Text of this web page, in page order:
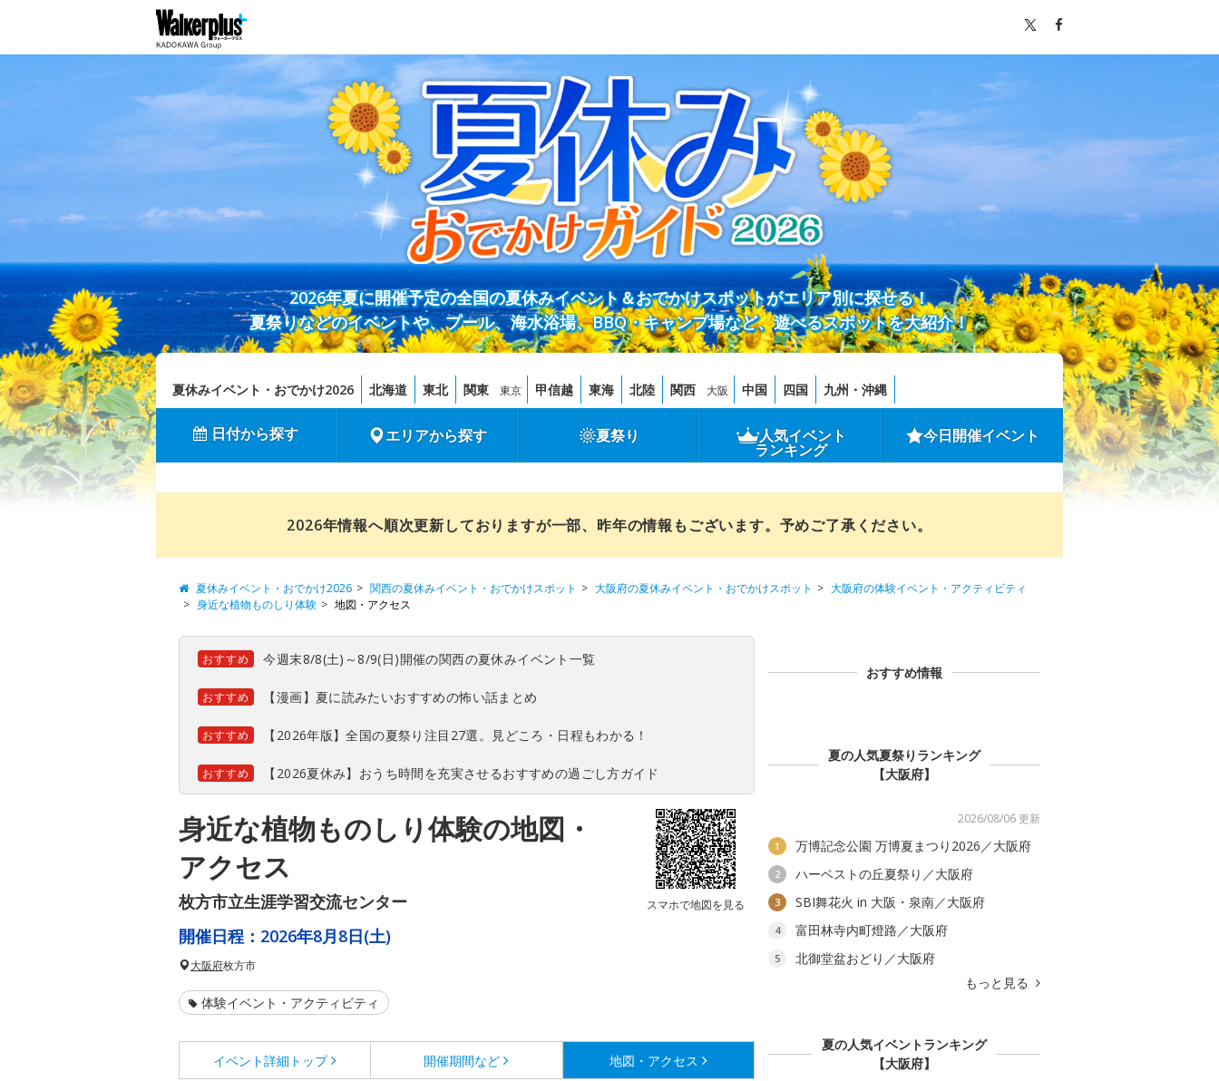
2026年夏に開催予定の全国の夏休みイベント＆おでかけスポットがエリア別に探せる！
夏祭りなどのイベントや、プール、海水浴場、BBQ・キャンプ場など、遊べるスポットを大紹介！
夏休みイベント・おでかけ2026 北海道 東北 関東 東京 甲信越 東海 北陸 関西 大阪 中国 四国 九州・沖縄
日付から探す エリアから探す 夏祭り 人気イベント
ランキング
今日開催イベント
2026年情報へ順次更新しておりますが一部、昨年の情報もございます。予めご了承ください。
夏休みイベント・おでかけ2026 関西の夏休みイベント・おでかけスポット 大阪府の夏休みイベント・おでかけスポット
大阪府の体験イベント・アクティビティ
身近な植物ものしり体験
地図・アクセス
おすすめ 今週末8/8(土)～8/9(日)開催の関西の夏休みイベント一覧
おすすめ 【漫画】夏に読みたいおすすめの怖い話まとめ
おすすめ 【2026年版】全国の夏祭り注目27選。見どころ・日程もわかる！
おすすめ 【2026夏休み】おうち時間を充実させるおすすめの過ごし方ガイド
身近な植物ものしり体験の地図・
アクセス
枚方市立生涯学習交流センター スマホで地図を見る
開催日程： 2026年8月8日(土)
大阪府枚方市
体験イベント・アクティビティ
イベント詳細 トップ 開催期間など 地図・アクセス
おすすめ情報
夏の人気夏祭りランキング
【大阪府】
2026/08/06 更新
1 万博記念公園 万博夏まつり2026／大阪府
2 ハーベストの丘夏祭り／大阪府
3 SBI舞花火 in 大阪・泉南／大阪府
4 富田林寺内町燈路／大阪府
5
北御堂盆おどり／大阪府
もっと見る
夏の人気イベントランキング
【大阪府】